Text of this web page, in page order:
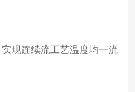
现连续流工艺温度均一流